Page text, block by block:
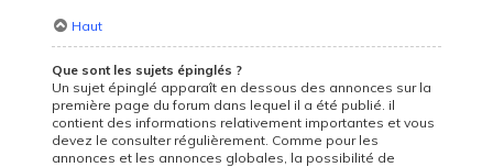
Haut
Que sont les sujets épinglés ?
Un sujet épinglé apparaît en dessous des annonces sur la
première page du forum dans lequel il a été publié. il
contient des informations relativement importantes et vous
devez le consulter régulièrement. Comme pour les
annonces et les annonces globales, la possibilité de